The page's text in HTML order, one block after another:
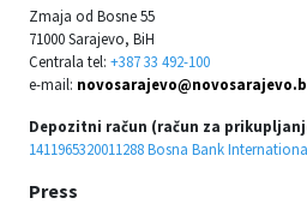
Zmaja od Bosne 55
71000 Sarajevo, BiH
Centrala tel: +387 33 492-100
e-mail:
Depozitni račun (račun za
1411965320011288 Bosna Bank
Press